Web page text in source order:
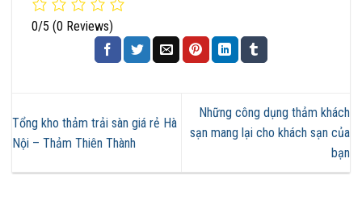
0/5 (0 Reviews)
Tổng kho thảm trải sàn giá rẻ Hà
Nội – Thảm Thiên Thành
Những công dụng thảm khách
sạn mang lại cho khách sạn của
bạn